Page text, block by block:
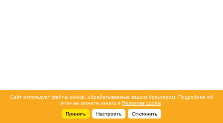
Сайт использует файлы cookie, обрабатываемые вашим браузером. Подробнее об
этом вы можете узнать в Политике cookie
Принять
Настроить Отклонить